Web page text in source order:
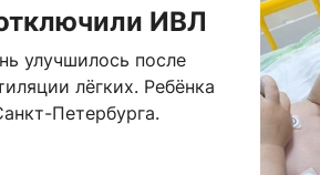
ИВЛ
улучшилось после
лёгких. Ребёнка
Петербурга.